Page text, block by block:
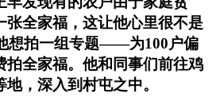
张全家福，这让他心里很不是
想拍一组专题——为100户偏
拍全家福。他和同事们前往鸡
，深入到村屯之中。